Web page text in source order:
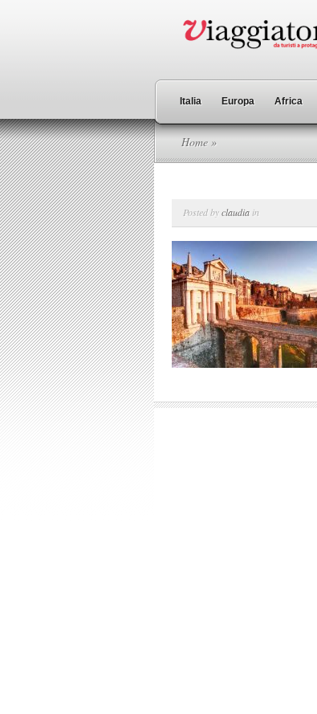
Italia Europa Africa
Home »
Posted byclaudia in